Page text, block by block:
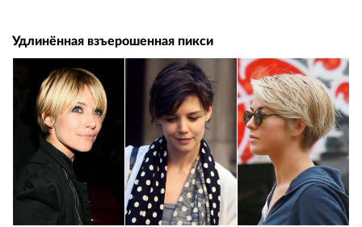
Удлинённая взъерошенная пикси